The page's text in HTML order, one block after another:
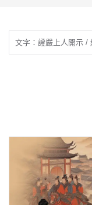
文字：證嚴上人開示 /